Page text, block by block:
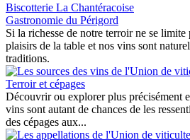
Gastronomie du Périgord
Si la richesse de notre terroir ne se limite
plaisirs de la table et nos vins sont
traditions.
Terroir et cépages
Découvrir ou explorer plus précisément
vins sont autant de chances de les
des cépages aux...